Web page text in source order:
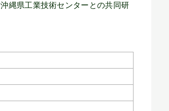
縄県工業技術センターとの共同研